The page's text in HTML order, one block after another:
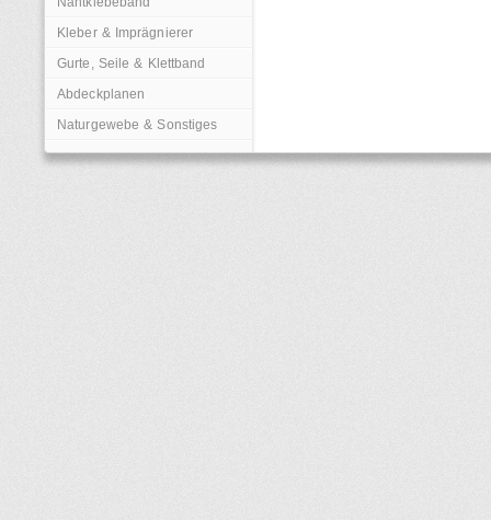
Kleber & Imprägnierer
Gurte, Seile & Klettband
Abdeckplanen
Naturgewebe & Sonstiges